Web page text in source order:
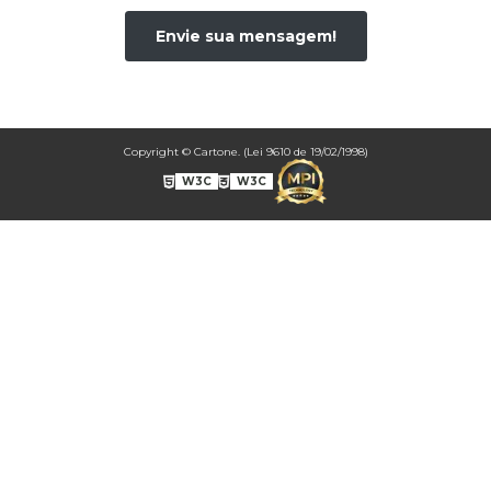
CONF0006A DOCES
CONF0007A NESTLÉ *NÃO FAZEMOS MAIS ESSE MODELO*
CONF0010A BOMOM3
CONF0011A BEM CASADO 2
CONF0012A - BOMBOM4
Envie sua mensagem!
Copyright © Cartone. (Lei 9610 de 19/02/1998)
W3C W3C